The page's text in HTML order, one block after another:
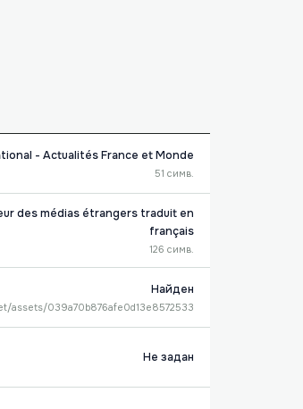
- Actualités France et Monde
51 симв.
des médias étrangers traduit en
français
126 симв.
Найден
assets/039a70b876afe0d13e8572533
Не задан